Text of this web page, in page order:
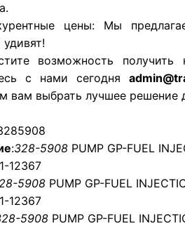
цены: Мы
удивят!
возможность
с нами сегодня
вам выбрать лучшее решение
:328-5908 PUMP GP-FUEL
12367
5908 PUMP GP-FUEL
12367
5908 PUMP GP-FUEL